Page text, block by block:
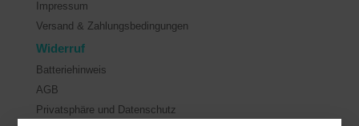
Impressum
Versand & Zahlungsbedingungen
Widerruf
Batteriehinweis
AGB
Privatsphäre und Datenschutz